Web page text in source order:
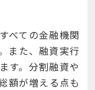
べての金融機関
また、融資実行
す。分割融資や
額が増える点も